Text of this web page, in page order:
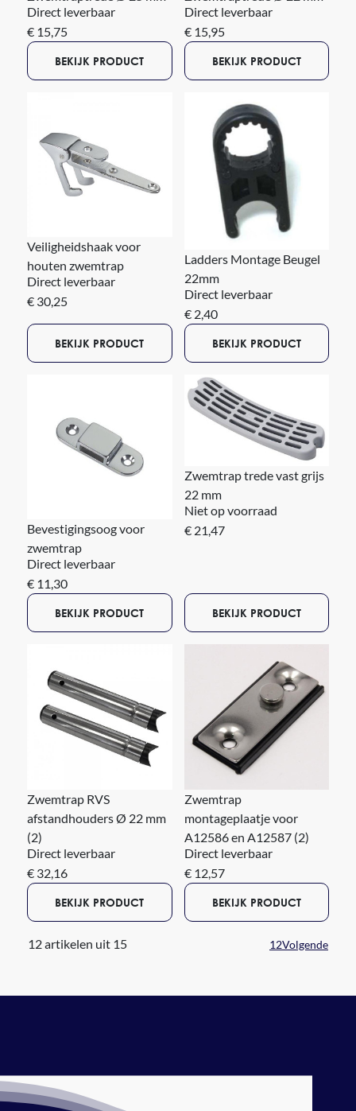
Direct leverbaar
€ 15,75
BEKIJK PRODUCT
Direct leverbaar
€ 15,95
BEKIJK PRODUCT
Veiligheidshaak voor
houten zwemtrap
Direct leverbaar
€ 30,25
BEKIJK PRODUCT
Ladders Montage Beugel
22mm
Direct leverbaar
€ 2,40
BEKIJK PRODUCT
Bevestigingsoog voor
zwemtrap
Direct leverbaar
€ 11,30
BEKIJK PRODUCT
Zwemtrap trede vast grijs
22 mm
Niet op voorraad
€ 21,47
BEKIJK PRODUCT
Zwemtrap RVS
afstandhouders Ø 22 mm
(2)
Direct leverbaar
€ 32,16
BEKIJK PRODUCT
Zwemtrap
montageplaatje voor
A12586 en A12587 (2)
Direct leverbaar
€ 12,57
BEKIJK PRODUCT
12 artikelen uit 15 12Volgende